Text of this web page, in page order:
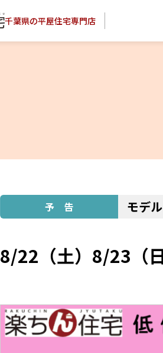
千葉県の平屋住宅専門店
モデ
8/22（土）8/23（